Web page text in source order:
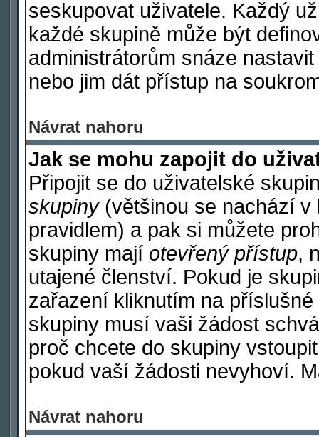
seskupovat uživatele. Každý
každé skupině může být
administrátorům snáze
nebo jim dát přístup na
Návrat nahoru
Jak se mohu zapojit do
Připojit se do uživatelské
skupiny(většinou se nachází v
pravidlem) a pak si můžete
skupiny mají otevřený přístup,
utajené členství. Pokud je
zařazení kliknutím na
skupiny musí vaši žádost
proč chcete do skupiny
pokud vaší žádosti nevyhoví.
Návrat nahoru